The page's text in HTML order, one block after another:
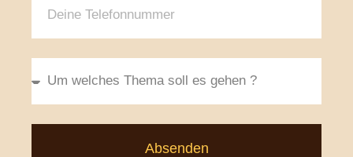
Absenden